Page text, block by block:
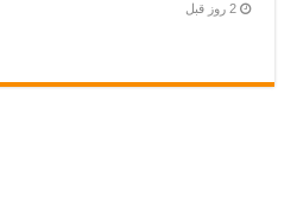
2 روز قبل